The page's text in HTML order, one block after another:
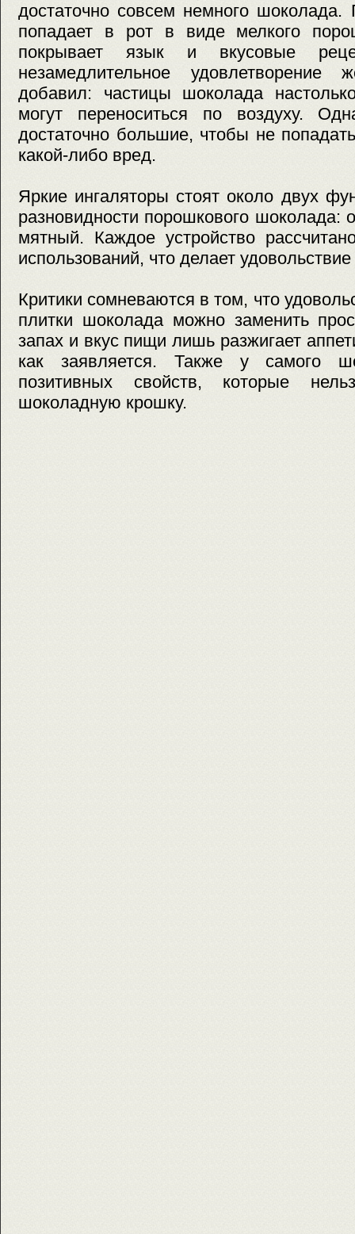
достаточно совсем немного
попадает в рот в виде мелкого
покрывает язык и вкусовые
незамедлительное удовлетворение
добавил: частицы шоколада
могут переноситься по воздуху.
достаточно большие, чтобы не
какой-либо вред.
Яркие ингаляторы стоят около двух
разновидности порошкового
мятный. Каждое устройство
использований, что делает
Критики сомневаются в том, что
плитки шоколада можно заменить
запах и вкус пищи лишь разжигает
как заявляется. Также у самого
позитивных свойств, которые
шоколадную крошку.